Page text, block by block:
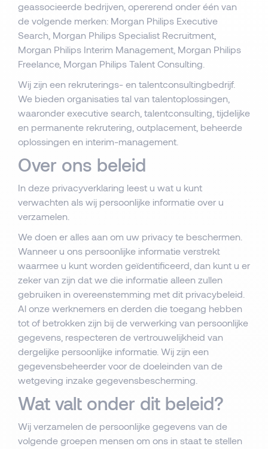
geassocieerde bedrijven, opererend onder één van
de volgende merken: Morgan Philips Executive
Search, Morgan Philips Specialist Recruitment,
Morgan Philips Interim Management, Morgan Philips
Freelance, Morgan Philips Talent Consulting.
Wij zijn een rekruterings- en talentconsultingbedrijf.
We bieden organisaties tal van talentoplossingen,
waaronder executive search, talentconsulting, tijdelijke
en permanente rekrutering, outplacement, beheerde
oplossingen en interim-management.
Over ons beleid
In deze privacyverklaring leest u wat u kunt
verwachten als wij persoonlijke informatie over u
verzamelen.
We doen er alles aan om uw privacy te beschermen.
Wanneer u ons persoonlijke informatie verstrekt
waarmee u kunt worden geïdentificeerd, dan kunt u er
zeker van zijn dat we die informatie alleen zullen
gebruiken in overeenstemming met dit privacybeleid.
Al onze werknemers en derden die toegang hebben
tot of betrokken zijn bij de verwerking van persoonlijke
gegevens, respecteren de vertrouwelijkheid van
dergelijke persoonlijke informatie. Wij zijn een
gegevensbeheerder voor de doeleinden van de
wetgeving inzake gegevensbescherming.
Wat valt onder dit beleid?
Wij verzamelen de persoonlijke gegevens van de
volgende groepen mensen om ons in staat te stellen